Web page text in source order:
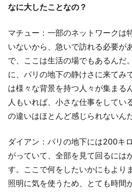
なに大したことなの？
マチュー：一部のネットワークは
いないから、急いで訪れる必要が
で、ここは生活の場でもあるんだ
に、パリの地下の静けさに来てみ
は様々な背景を持つ人々が集まる
人もいれば、小さな仕事をしてい
の違いはほとんど感じられないんだ
ダイアン：パリの地下には200キ
がっていて、全部を見て回るには
す。ここで何をしたいかにもより
照明に気を使うため、とても時間